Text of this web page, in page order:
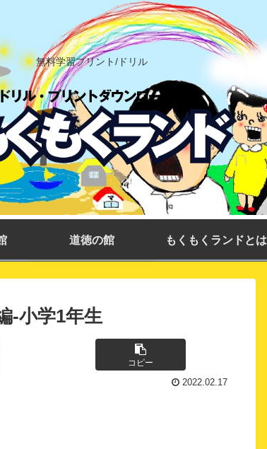
無料学習プリント/ドリル
道徳の館 もくもくランドとは
-小学1年生
コピー
2022.02.17